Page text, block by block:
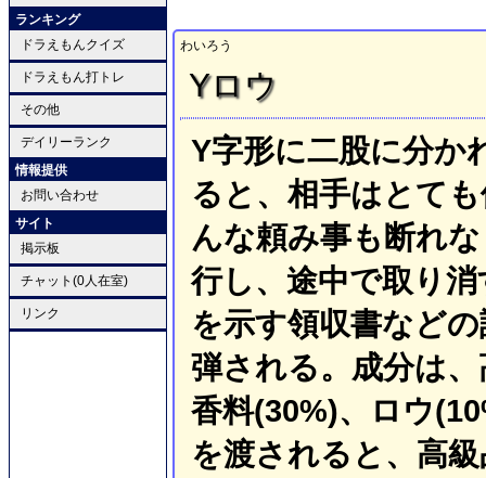
ランキング
ドラえもんクイズ
ドラえもん打トレ
その他
デイリーランク
情報提供
お問い合わせ
サイト
掲示板
チャット(0人在室)
リンク
わいろう
Yロウ
Y字形に二股に分か
ると、相手はとて
んな頼み事も断れ
行し、途中で取り
を示す領収書など
弾される。成分は
香料(30%)、ロウ
を渡されると、高